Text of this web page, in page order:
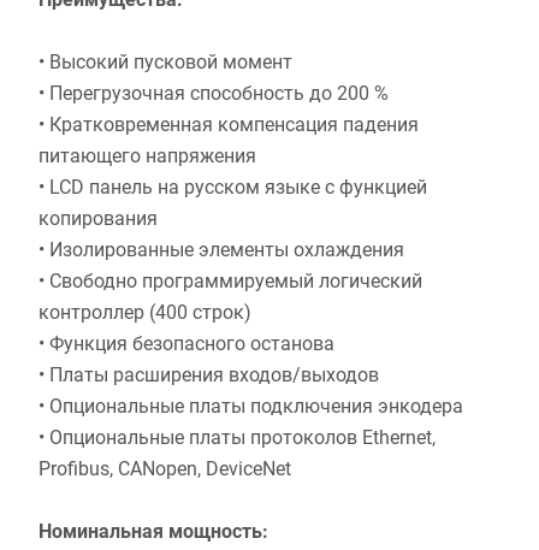
• Высокий пусковой момент
• Перегрузочная способность до 200 %
• Кратковременная компенсация падения
питающего напряжения
• LCD панель на русском языке с функцией
копирования
• Изолированные элементы охлаждения
• Свободно программируемый логический
контроллер (400 строк)
• Функция безопасного останова
• Платы расширения входов/выходов
• Опциональные платы подключения энкодера
• Опциональные платы протоколов Ethernet,
Profibus, CANopen, DeviceNet
Номинальная мощность: